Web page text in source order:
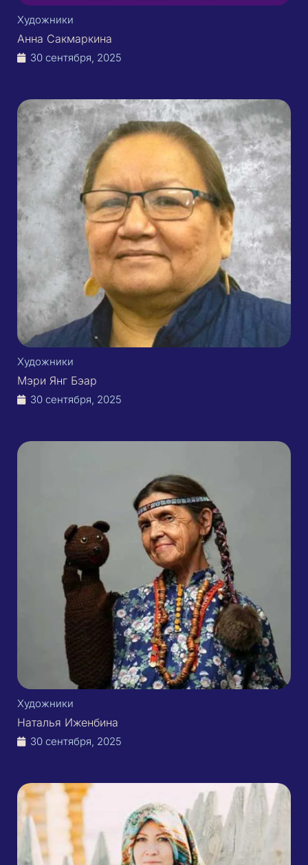
Художники
Анна Сакмаркина
30 сентября, 2025
Художники
Мэри Янг Бэар
30 сентября, 2025
Художники
Наталья Иженбина
30 сентября, 2025